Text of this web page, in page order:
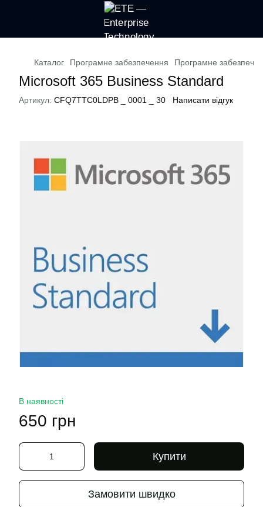
Каталог Програмне забезпечення Програмне
Microsoft 365 Business Standard
Артикул: CFQ7TTC0LDPB _ 0001 _ 30 Написати відгук
В наявності
650 грн
Купити
Замовити швидко